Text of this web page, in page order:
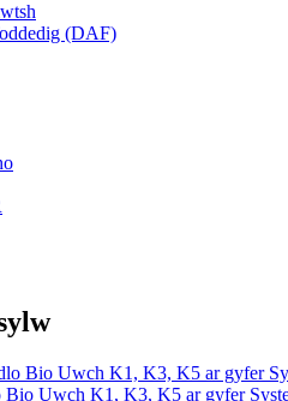
(DAF)
Uwch K1, K3, K5 ar gyfer